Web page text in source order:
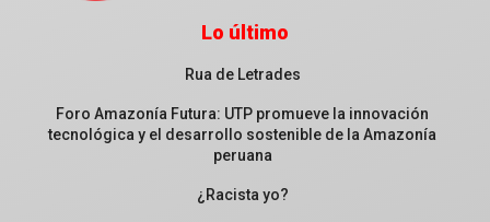
Lo último
Rua de Letrades
Foro Amazonía Futura: UTP promueve la innovación
tecnológica y el desarrollo sostenible de la Amazonía
peruana
¿Racista yo?